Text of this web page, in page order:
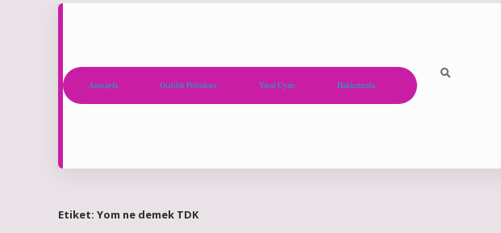
Anasayfa Gizlilik Politikası Yasal Uyarı Hakkımızda
Etiket: Yom ne demek TDK